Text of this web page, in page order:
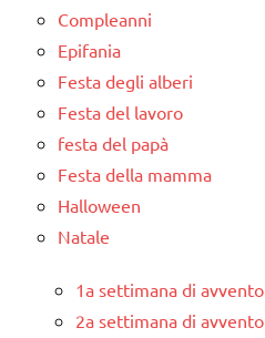
Compleanni
Epifania
Festa degli alberi
Festa del lavoro
festa del papà
Festa della mamma
Halloween
Natale
1a settimana di avvento
2a settimana di avvento